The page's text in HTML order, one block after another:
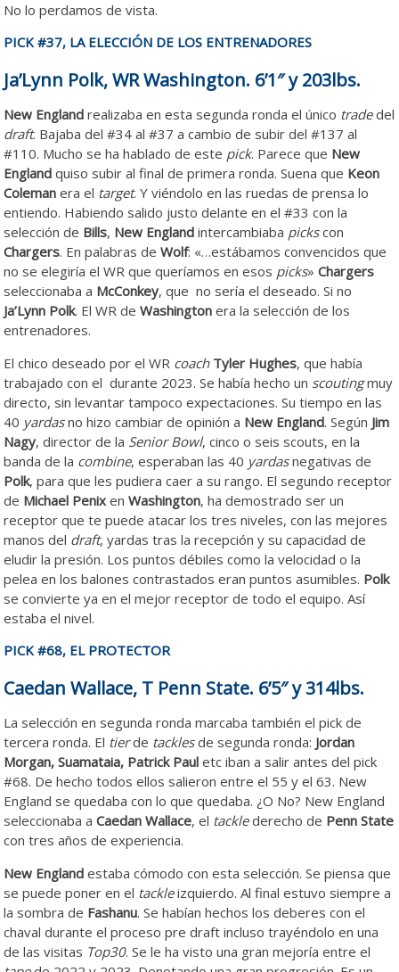
No lo perdamos de vista.
PICK #37, LA ELECCIÓN DE LOS ENTRENADORES
Ja’Lynn Polk, WR Washington. 6’1″ y 203lbs.
New England realizaba en esta segunda ronda el único tradedel
draft. Bajaba del #34 al #37 a cambio de subir del #137 al
#110. Mucho se ha hablado de este pick. Parece que New
England quiso subir al final de primera ronda. Suena que Keon
Coleman era el target. Y viéndolo en las ruedas de prensa lo
entiendo. Habiendo salido justo delante en el #33 con la
selección de Bills, New England intercambiaba pickscon
Chargers. En palabras deWolf: «…estábamos convencidos que
no se elegiría el WR que queríamos en esos picks»Chargers
seleccionaba a McConkey, que no sería el deseado. Si no
Ja’Lynn Polk. El WR deWashington era la selección de los
entrenadores.
El chico deseado por el WR coach Tyler Hughes, que había
trabajado con el durante 2023. Se había hecho un scoutingmuy
directo, sin levantar tampoco expectaciones. Su tiempo en las
40 yardasno hizo cambiar de opinión a New England. Según Jim
Nagy, director de la Senior Bowl, cinco o seis scouts, en la
banda de la combine, esperaban las 40 yardasnegativas de
Polk, para que les pudiera caer a su rango. El segundo receptor
de Michael Penix enWashington, ha demostrado ser un
receptor que te puede atacar los tres niveles, con las mejores
manos del draft, yardas tras la recepción y su capacidad de
eludir la presión. Los puntos débiles como la velocidad o la
pelea en los balones contrastados eran puntos asumibles. Polk
se convierte ya en el mejor receptor de todo el equipo. Así
estaba el nivel.
PICK #68, EL PROTECTOR
Caedan Wallace, T Penn State. 6’5″ y 314lbs.
La selección en segunda ronda marcaba también el pick de
tercera ronda. El tierde tacklesde segunda ronda: Jordan
Morgan, Suamataia, Patrick Paul etc iban a salir antes del pick
#68. De hecho todos ellos salieron entre el 55 y el 63. New
England se quedaba con lo que quedaba. ¿O No? New England
seleccionaba aCaedan Wallace, el tacklederecho de Penn State
con tres años de experiencia.
New England estaba cómodo con esta selección. Se piensa que
se puede poner en el tackleizquierdo. Al final estuvo siempre a
la sombra de Fashanu. Se habían hechos los deberes con el
chaval durante el proceso pre draft incluso trayéndolo en una
de las visitas Top30. Se le ha visto una gran mejoría entre el